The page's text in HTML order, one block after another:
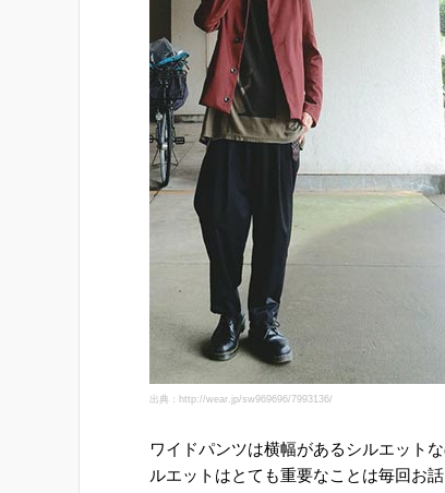
出典：http://wear.jp/sw969696/7993136/
ワイドパンツは横幅があるシルエット
ルエットはとても重要なことは毎回お